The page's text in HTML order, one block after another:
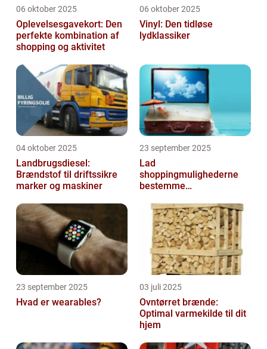
06 oktober 2025
Oplevelsesgavekort: Den
perfekte kombination af
shopping og aktivitet
06 oktober 2025
Vinyl: Den tidløse
lydklassiker
04 oktober 2025
Landbrugsdiesel:
Brændstof til driftssikre
marker og maskiner
23 september 2025
Lad
shoppingmulighederne
bestemme
23 september 2025
Hvad er wearables?
03 juli 2025
Ovntørret brænde:
Optimal varmekilde til dit
hjem